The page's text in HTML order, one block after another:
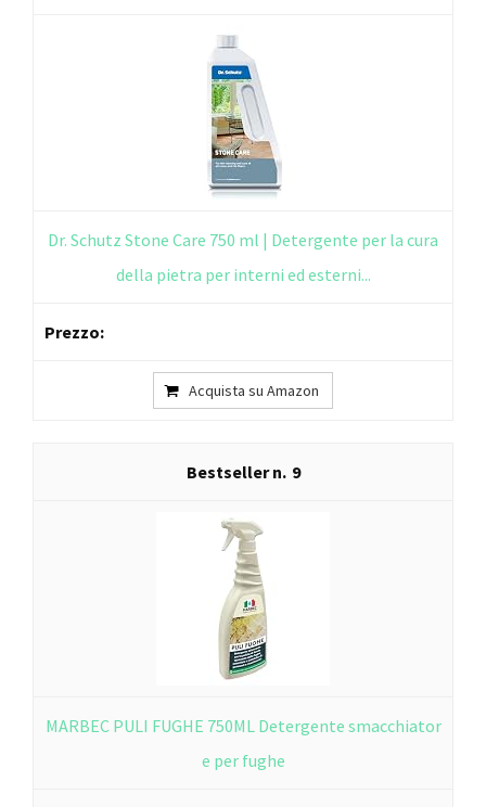
Dr. Schutz Stone Care 750 ml | Detergente per la cura
della pietra per interni ed esterni...
Acquista su Amazon
9
MARBEC PULI FUGHE 750ML Detergente smacchiator
e per fughe